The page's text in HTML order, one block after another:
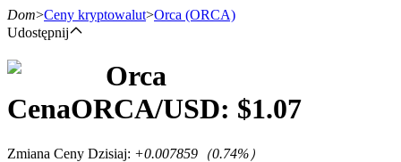
Kontrakty terminowe
Dom>Ceny kryptowalut>Orca (ORCA)
Udostępnij
Orca
CenaORCA/USD: $1.07
Zmiana Ceny Dzisiaj: +0.007859 （0.74%）